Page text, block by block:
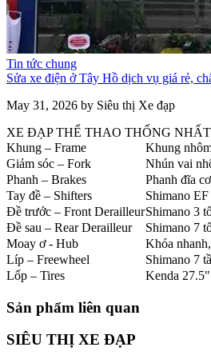
Tin tức chung
Sửa xe điện ở Tây Hồ dịch vụ giá rẻ,
May 31, 2026 by Siêu thị Xe đạp
XE ĐẠP THỂ THAO THỐNG NHẤT
Khung – Frame
Khung
Giảm sóc – Fork
Nhún vai
Phanh – Brakes
Phanh đĩa cơ
Tay đề – Shifters
Shimano
Đề trước – Front DerailleurShimano 3
Đề sau – Rear Derailleur
Shimano 7
Moay ơ - Hub
Khóa
Líp – Freewheel
Shimano 7
Lốp – Tires
Kenda 27.5"
Sản phẩm liên quan
SIÊU THỊ XE ĐẠP